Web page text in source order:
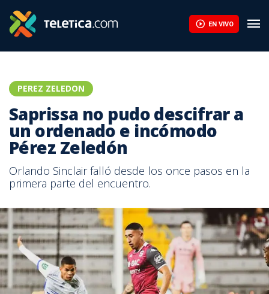
EN VIVO
PEREZ ZELEDON
Saprissa no pudo descifrar a
un ordenado e incómodo
Pérez Zeledón
Orlando Sinclair falló desde los once pasos en la
primera parte del encuentro.